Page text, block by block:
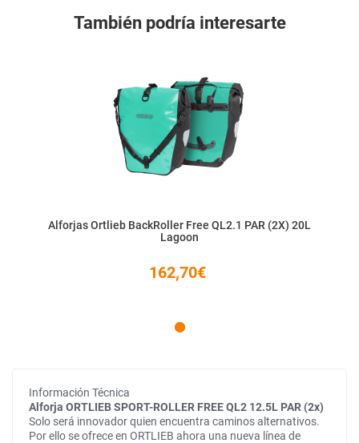
También podría interesarte
Alforjas Ortlieb BackRoller Free QL2.1 PAR (2X) 20L
Lagoon
162,70€
Información Técnica
Alforja ORTLIEB SPORT-ROLLER FREE QL2 12.5L PAR (2x)
Solo será innovador quien encuentra caminos alternativos.
Por ello se ofrece en ORTLIEB ahora una nueva línea de